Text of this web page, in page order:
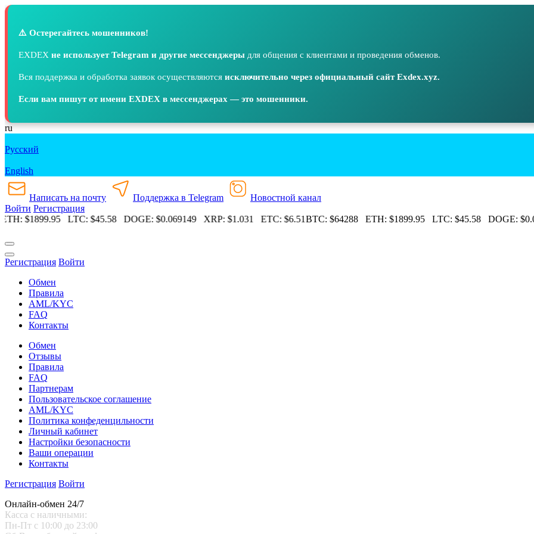
⚠️ Остерегайтесь мошенников!
EXDEX не использует Telegram и другие мессенджеры для общения с клиентами и проведения обменов.
Вся поддержка и обработка заявок осуществляются исключительно через официальный сайт Exdex.xyz.
Если вам пишут от имени EXDEX в мессенджерах — это мошенники.
ru
Русский
English
Написать на почту Поддержка в Telegram
Новостной канал
Войти Регистрация
$1899.95LTC:$45.58DOGE:$0.069149XRP:$1.031 ETC:$6.51BTC:$64288ETH:$1899.95LTC:$45.58DOGE:
Регистрация Войти
Обмен
Правила
AML/KYC
FAQ
Контакты
Обмен
Отзывы
Правила
FAQ
Партнерам
Пользовательское соглашение
AML/KYC
Политика конфеденцильности
Личный кабинет
Настройки безопасности
Ваши операции
Контакты
Регистрация Войти
Онлайн-обмен 24/7
Касса с наличными:
Пн-Пт с 10:00 до 23:00